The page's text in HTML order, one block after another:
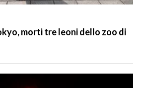
morti tre leoni dello zoo di